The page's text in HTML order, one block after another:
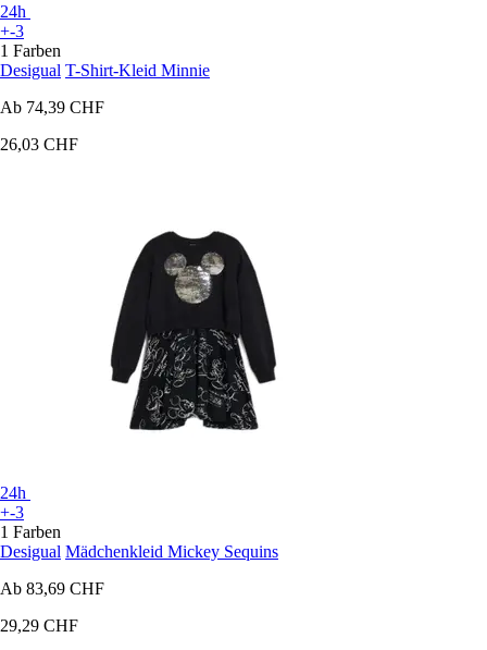
24h
+-3
1 Farben
Desigual T-Shirt-Kleid Minnie
Ab 74,39 CHF
26,03 CHF
24h
+-3
1 Farben
Desigual Mädchenkleid Mickey Sequins
Ab 83,69 CHF
29,29 CHF